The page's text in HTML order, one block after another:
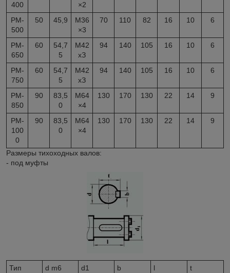
400
×2
PM-
500
50 45,9
М36
×3
70 110 82 16 10 6
РМ-
650
60
54,7
5
М42
xЗ
94 140 105 16 10 6
РМ-
750
60
54,7
5
М42
xЗ
94 140 105 16 10 6
РМ-
850
90
83,5
0
М64
×4
130 170 130 22 14 9
РМ-
100
0
90
83,5
0
М64
×4
130 170 130 22 14 9
Размеры тихоходных валов:
- под муфты
Тип d m6 d1 b l
t